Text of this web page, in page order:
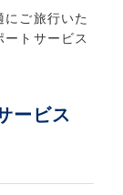
ご旅行いた
トサービス
ービス